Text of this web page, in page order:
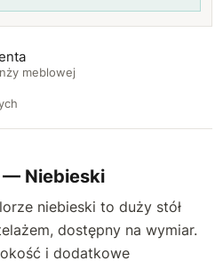
meblowej
— Niebieski
niebieski to duży stół
dostępny na wymiar.
i dodatkowe